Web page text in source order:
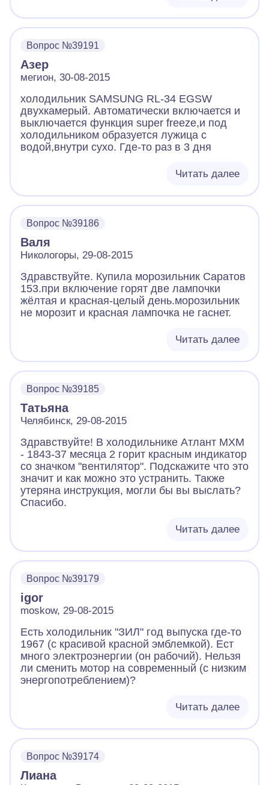
Вопрос №39191
Азер
мегион, 30-08-2015
холодильник SAMSUNG RL-34 EGSW
двухкамерый. Автоматически включается и
выключается функция super freeze,и под
холодильником образуется лужица с
водой,внутри сухо. Где-то раз в 3 дня
Читать далее
Вопрос №39186
Валя
Никологоры, 29-08-2015
Здравствуйте. Купила морозильник Саратов
153.при включение горят две лампочки
жёлтая и красная-целый день.морозильник
не морозит и красная лампочка не гаснет.
Читать далее
Вопрос №39185
Татьяна
Челябинск, 29-08-2015
Здравствуйте! В холодильнике Атлант MXM
- 1843-37 месяца 2 горит красным индикатор
со значком "вентилятор". Подскажите что это
значит и как можно это устранить. Также
утеряна инструкция, могли бы вы выслать?
Спасибо.
Читать далее
Вопрос №39179
igor
moskow, 29-08-2015
Есть холодильник "ЗИЛ" год выпуска где-то
1967 (с красивой красной эмблемкой). Ест
много электроэнергии (он рабочий). Нельзя
ли сменить мотор на современный (с низким
энергопотреблением)?
Читать далее
Вопрос №39174
Лиана